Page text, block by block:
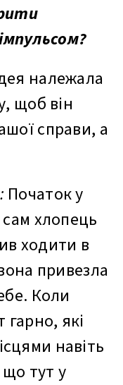
належала
щоб він
справи, а
Початок у
хлопець
ходити в
привезла
Коли
гарно, які
навіть
тут у